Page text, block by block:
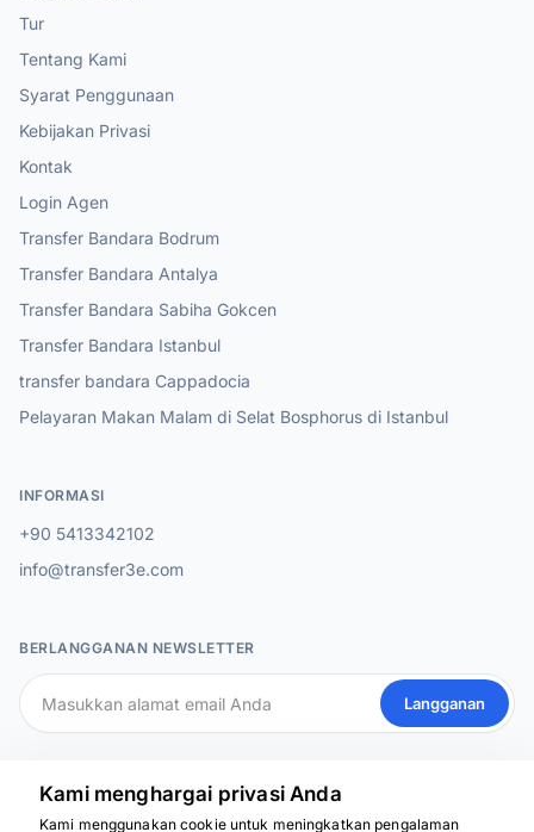
Tur
Tentang Kami
Syarat Penggunaan
Kebijakan Privasi
Kontak
Login Agen
Transfer Bandara Bodrum
Transfer Bandara Antalya
Transfer Bandara Sabiha Gokcen
Transfer Bandara Istanbul
transfer bandara Cappadocia
Pelayaran Makan Malam di Selat Bosphorus di Istanbul
INFORMASI
+90 5413342102
info@transfer3e.com
BERLANGGANAN NEWSLETTER
Langganan
Kami menghargai privasi Anda
Kami menggunakan cookie untuk meningkatkan pengalaman